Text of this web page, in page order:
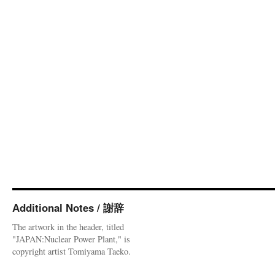
Additional Notes / 謝辞
The artwork in the header, titled
"JAPAN:Nuclear Power Plant," is
copyright artist Tomiyama Taeko.